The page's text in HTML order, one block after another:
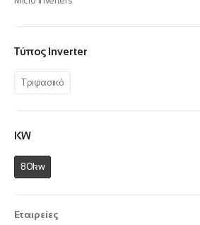
Τύπος Inverter
Τριφασικό
KW
80kw
Εταιρείες